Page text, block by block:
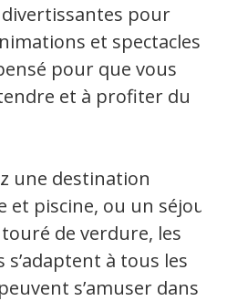
pour
et spectacles
pour que vous
et à profiter du
une destination
et piscine, ou un séjour
de verdure, les
à tous les
s’amuser dans